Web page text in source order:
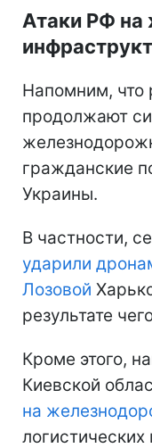
Атаки РФ
Напомним, что
продолжают
гражданские
Украины.
В частности,
ударили
Лозовой
результате
Кроме этого,
Киевской
на